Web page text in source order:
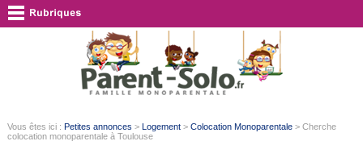
Vous êtes ici : Petites annonces > Logement> Colocation Monoparentale> Cherche
colocation monoparentale à Toulouse